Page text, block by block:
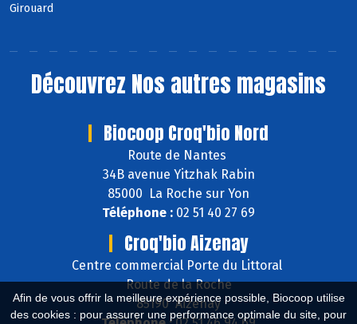
Afin de vous offrir la meilleure expérience possible, Biocoop utilise
des cookies : pour assurer une performance optimale du site, pour
Girouard
Découvrez Nos autres magasins
Biocoop Croq'bio Nord
Route de Nantes
34B avenue Yitzhak Rabin
85000 La Roche sur Yon
Téléphone : 02 51 40 27 69
Croq'bio Aizenay
Centre commercial Porte du Littoral
Route de la Roche
85190 Aizenay